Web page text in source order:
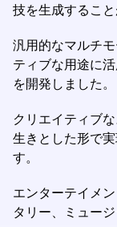
技を生成すること
汎用的なマルチ
ティブな用途に
を開発しました。
クリエイティブ
生きとした形で
す。
エンターテイメ
タリー、ミュー